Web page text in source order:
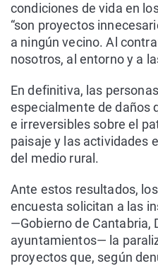
condiciones de vida en
“son proyectos
a ningún vecino. Al
nosotros, al entorno y a
En definitiva, las
especialmente de daños
e irreversibles sobre el
paisaje y las actividades
del medio rural.
Ante estos resultados,
encuesta solicitan a las
—Gobierno de Cantabria,
ayuntamientos— la
proyectos que, según